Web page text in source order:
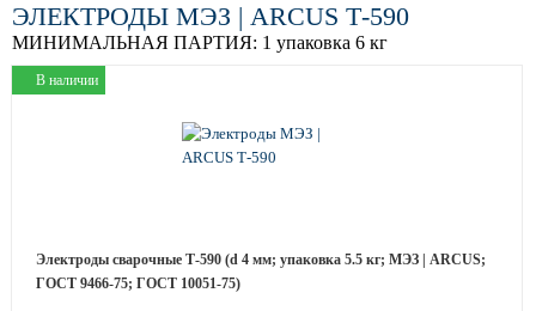
ЭЛЕКТРОДЫ МЭЗ | ARCUS Т-590
МИНИМАЛЬНАЯ ПАРТИЯ: 1 упаковка 6 кг
В наличии
Электроды сварочные Т-590 (d 4 мм; упаковка 5.5 кг; МЭЗ | ARCUS;
ГОСТ 9466-75; ГОСТ 10051-75)